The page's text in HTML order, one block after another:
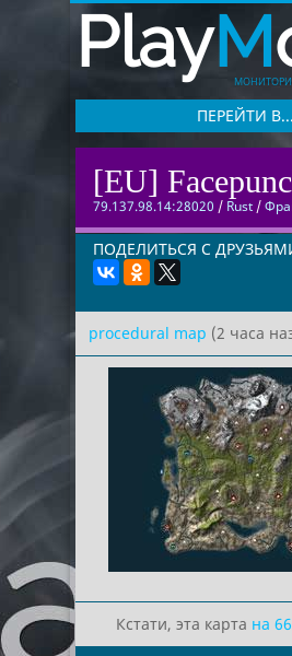
PlayM
ПЕРЕЙТИ В...
[EU]
79.137.98.14:28020 / Rust /
ПОДЕЛИТЬСЯ С
procedural map (2 часа
Кстати, эта карта на